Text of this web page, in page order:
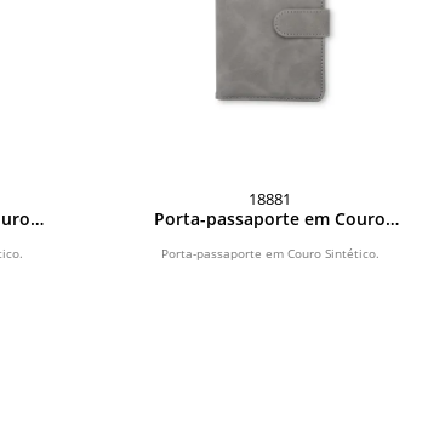
18881
Porta-passaporte em Couro
Porta-passaporte em Couro Sintético.